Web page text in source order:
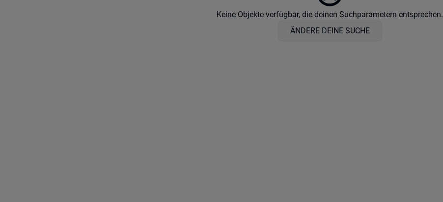
Keine Objekte verfügbar, die deinen Suchparametern entsprechen.
ÄNDERE DEINE SUCHE